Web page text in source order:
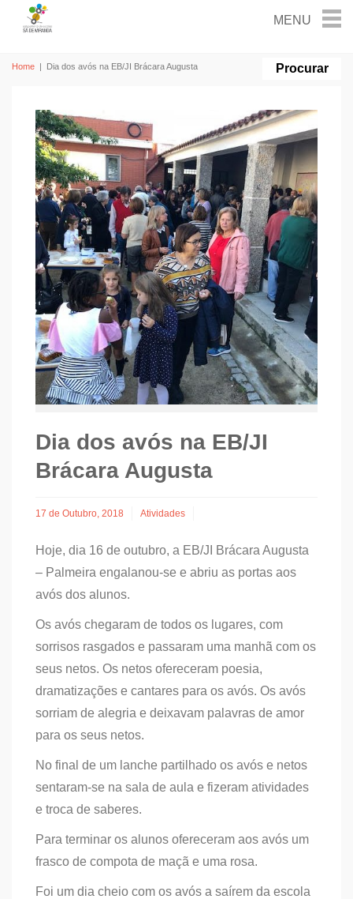
Home | Dia dos avós na EB/JI Brácara Augusta
Dia dos avós na EB/JI
Brácara Augusta
17 de Outubro, 2018 Atividades
Hoje, dia 16 de outubro, a EB/JI Brácara Augusta
– Palmeira engalanou-se e abriu as portas aos
avós dos alunos.
Os avós chegaram de todos os lugares, com
sorrisos rasgados e passaram uma manhã com os
seus netos. Os netos ofereceram poesia,
dramatizações e cantares para os avós. Os avós
sorriam de alegria e deixavam palavras de amor
para os seus netos.
No final de um lanche partilhado os avós e netos
sentaram-se na sala de aula e fizeram atividades
e troca de saberes.
Para terminar os alunos ofereceram aos avós um
frasco de compota de maçã e uma rosa.
Foi um dia cheio com os avós a saírem da escola